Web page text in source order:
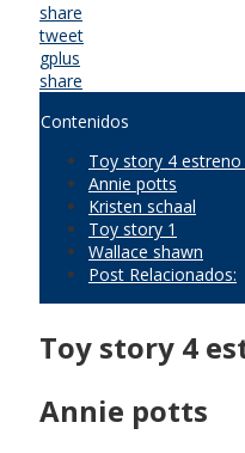
share
tweet
gplus
share
Contenidos
Toy story 4 estreno
Annie potts
Kristen schaal
Toy story 1
Wallace shawn
Post Relacionados:
Toy story 4
Annie potts